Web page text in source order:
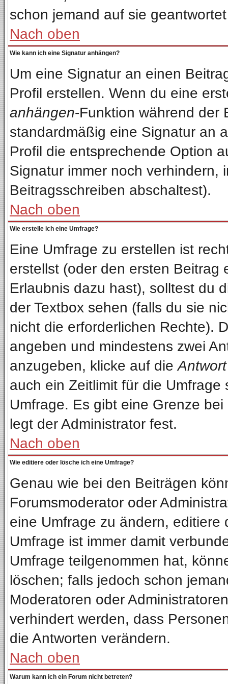
schon jemand auf sie
Nach oben
Wie kann ich eine Signatur anhängen?
Um eine Signatur an einen
Profil erstellen. Wenn du eine
anhängen-Funktion während der
standardmäßig eine Signatur an
Profil die entsprechende Option
Signatur immer noch verhindern,
Beitragsschreiben abschaltest).
Nach oben
Wie erstelle ich eine Umfrage?
Eine Umfrage zu erstellen ist
erstellst (oder den ersten Beitrag
Erlaubnis dazu hast), solltest du
der Textbox sehen (falls du sie
nicht die erforderlichen Rechte).
angeben und mindestens zwei
anzugeben, klicke auf die
auch ein Zeitlimit für die
Umfrage. Es gibt eine Grenze
legt der Administrator fest.
Nach oben
Wie editiere oder lösche ich eine Umfrage?
Genau wie bei den Beiträgen
Forumsmoderator oder
eine Umfrage zu ändern,
Umfrage ist immer damit
Umfrage teilgenommen hat,
löschen; falls jedoch schon
Moderatoren oder
verhindert werden, dass
die Antworten verändern.
Nach oben
Warum kann ich ein Forum nicht betreten?